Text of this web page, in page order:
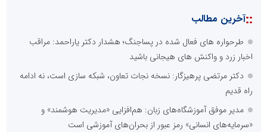
::آخرین مطالب
طرحواره های فعال شده در پساجنگ؛ هشدار دکتر یاراحمد: مراقب
اخبار زرد و واکنش های هیجانی باشید
دکتر مرتضی پرهیزگار: نسخه نجات تعاون، شبکه سازی است، نه ادامه
راه قدیم
مدیر موفق آموزشگاه‌های زبان: هم‌افزایی «مدیریت هوشمند» و
«سرمایه‌های انسانی» رمز عبور از بحران‌های آموزشی است